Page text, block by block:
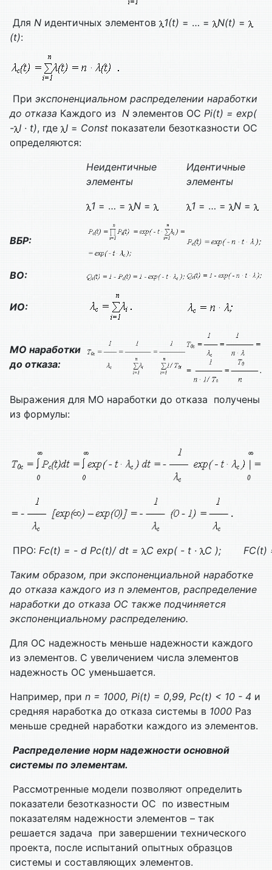
Для N идентичных элементов 1(t) = … = N(t) =
(t):
При экспоненциальном распределении наработки
до отказа Каждого из N элементов ОС Pi(t) = exp(
- I · t), где I = Const показатели безотказности ОС
определяются:
Неидентичные
элементы
1 = … = N =
Идентичные
элементы
1 = … = N =
ВБР:
ВО:
ИО:
МО наработки
до отказа:
Выражения для МО наработки до отказа получены
из формулы:
ПРО: Fс(t) = - d Pс(t)/ dt = С exp( - t · С ); FС(t)
Таким образом, при экспоненциальной наработке
до отказа каждого из n элементов, распределение
наработки до отказа ОС также подчиняется
экспоненциальному распределению.
Для ОС надежность меньше надежности каждого
из элементов. С увеличением числа элементов
надежность ОС уменьшается.
Например, при n = 1000, Pi(t) = 0,99, Pс(t) < 10 - 4 и
средняя наработка до отказа системы в 1000 Раз
меньше средней наработки каждого из элементов.
Распределение норм надежности основной
системы по элементам.
Рассмотренные модели позволяют определить
показатели безотказности ОС по известным
показателям надежности элементов – так
решается задача при завершении технического
проекта, после испытаний опытных образцов
системы и составляющих элементов.